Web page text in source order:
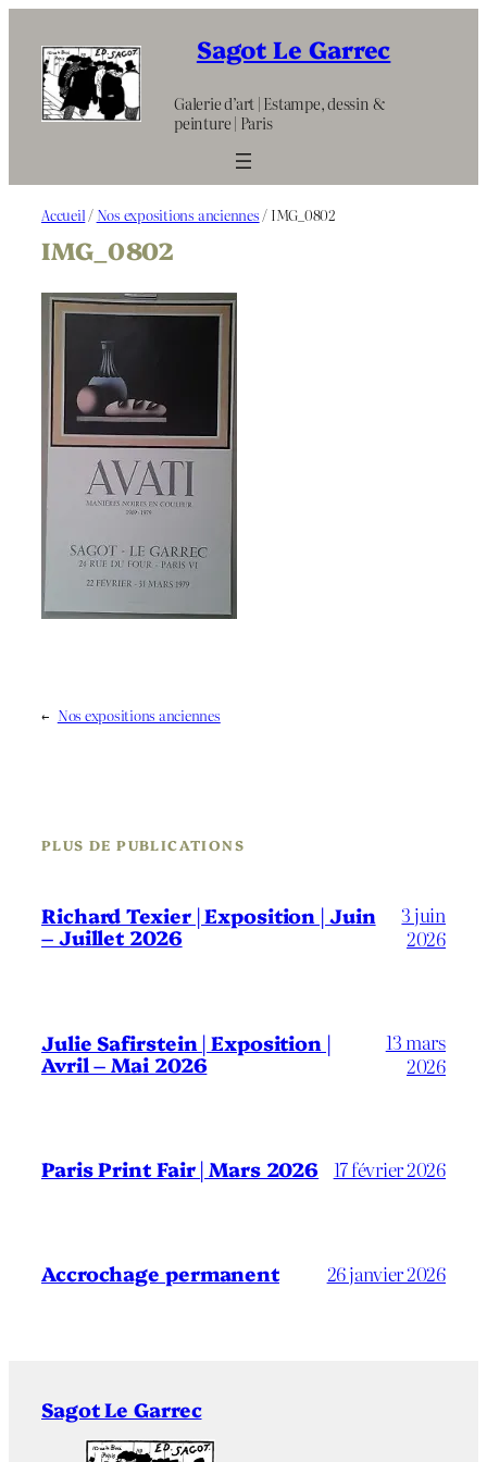
contenu
Sagot Le Garrec
Galerie d’art | Estampe, dessin &
peinture | Paris
Accueil / Nos expositions anciennes / IMG_0802
IMG_0802
← Nos expositions anciennes
PLUS DE PUBLICATIONS
Richard Texier | Exposition | Juin
– Juillet 2026
3 juin
2026
Julie Safirstein | Exposition |
Avril – Mai 2026
13 mars
2026
Paris Print Fair | Mars 2026 17 février 2026
Accrochage permanent 26 janvier 2026
Sagot Le Garrec